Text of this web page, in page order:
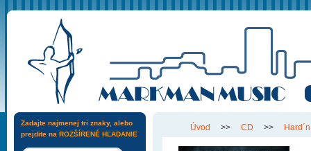
Úvod >> CD >>
Zadajte najmenej tri znaky, alebo
prejdite na ROZŠÍRENÉ HĽADANIE